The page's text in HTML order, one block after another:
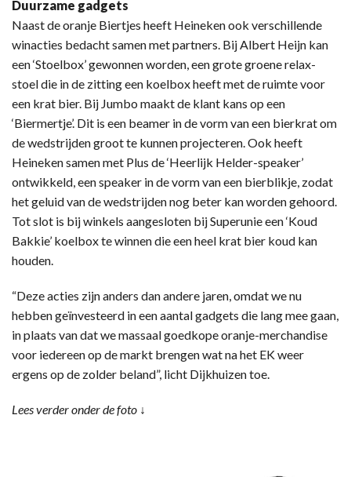
Duurzame gadgets
Naast de oranje Biertjes heeft Heineken ook verschillende
winacties bedacht samen met partners. Bij Albert Heijn kan
een ‘Stoelbox’ gewonnen worden, een grote groene relax-
stoel die in de zitting een koelbox heeft met de ruimte voor
een krat bier. Bij Jumbo maakt de klant kans op een
‘Biermertje’. Dit is een beamer in de vorm van een bierkrat om
de wedstrijden groot te kunnen projecteren. Ook heeft
Heineken samen met Plus de ‘Heerlijk Helder-speaker’
ontwikkeld, een speaker in de vorm van een bierblikje, zodat
het geluid van de wedstrijden nog beter kan worden gehoord.
Tot slot is bij winkels aangesloten bij Superunie een ‘Koud
Bakkie’ koelbox te winnen die een heel krat bier koud kan
houden.
“Deze acties zijn anders dan andere jaren, omdat we nu
hebben geïnvesteerd in een aantal gadgets die lang mee gaan,
in plaats van dat we massaal goedkope oranje-merchandise
voor iedereen op de markt brengen wat na het EK weer
ergens op de zolder beland”, licht Dijkhuizen toe.
Lees verder onder de foto ↓